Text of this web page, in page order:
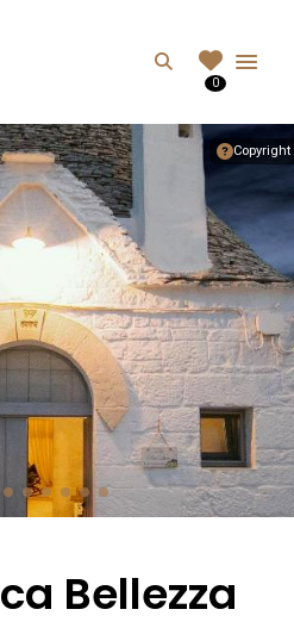
Search
0
Copyright
Bellezza